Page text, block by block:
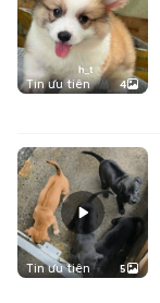
Tin ưu tiên 4
Tin ưu tiên 5